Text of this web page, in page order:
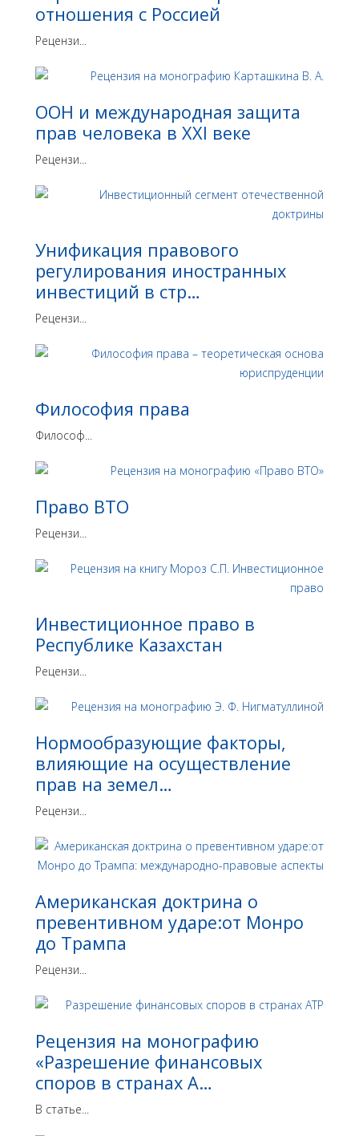
отношения с Россией
Рецензи...
ООН и международная защита
прав человека в ХХI веке
Рецензи...
Унификация правового
регулирования иностранных
инвестиций в стр…
Рецензи...
Философия права
Философ...
Право ВТО
Рецензи...
Инвестиционное право в
Республике Казахстан
Рецензи...
Нормообразующие факторы,
влияющие на осуществление
прав на земел…
Рецензи...
Американская доктрина о
превентивном ударе:от Монро
до Трампа
Рецензи...
Рецензия на монографию
«Разрешение финансовых
споров в странах А…
В статье...